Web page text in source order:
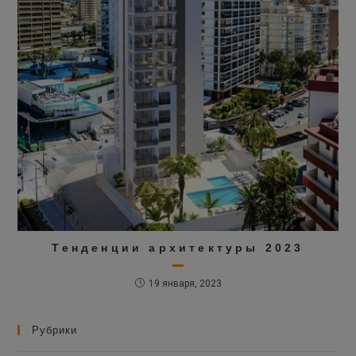
Тенденции архитектуры 2023
19 января, 2023
Рубрики